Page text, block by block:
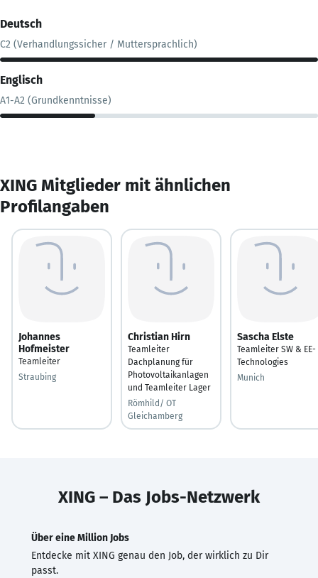
Deutsch
C2 (Verhandlungssicher / Muttersprachlich)
Englisch
A1-A2 (Grundkenntnisse)
XING Mitglieder mit ähnlichen
Profilangaben
Johannes
Hofmeister
Teamleiter
Straubing
Christian Hirn
Teamleiter
Dachplanung für
Photovoltaikanlagen
und Teamleiter Lager
Römhild/ OT
Gleichamberg
Sascha Elste
Teamleiter SW & EE-
Technologies
Munich
XING – Das Jobs-Netzwerk
Über eine Million Jobs
Entdecke mit XING genau den Job, der wirklich zu Dir
passt.